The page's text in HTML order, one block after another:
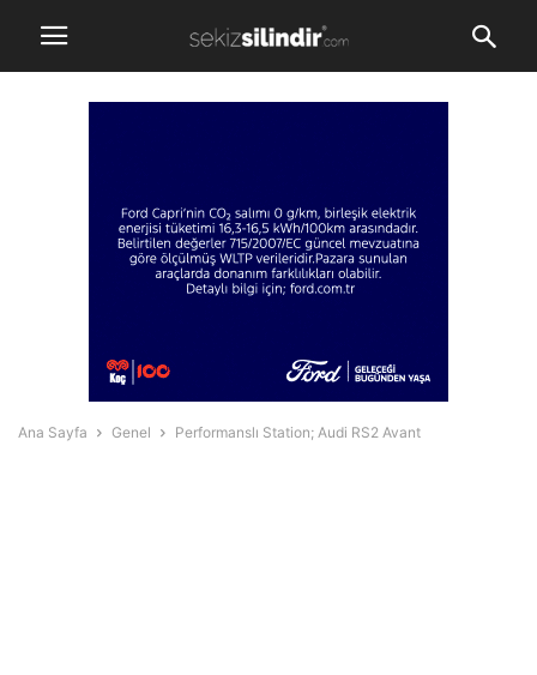
Ana Sayfa Genel Performanslı Station; Audi RS2 Avant